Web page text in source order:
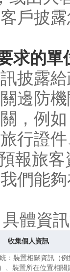
戶披
求的單
披露
邊防
，例
行證
報旅
們能
具體資
收集個人資訊
：裝置相關資訊（
、裝置所在位置相關